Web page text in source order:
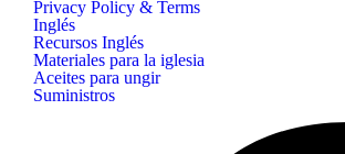
Privacy Policy & Terms
Inglés
Recursos Inglés
Materiales para la iglesia
Aceites para ungir
Suministros